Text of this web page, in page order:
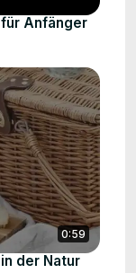
Anfänger
0:59
der Natur